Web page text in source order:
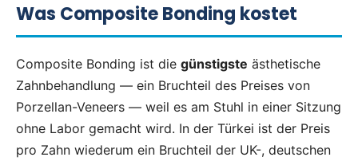
Was Composite Bonding kostet
Composite Bonding ist die günstigste ästhetische
Zahnbehandlung — ein Bruchteil des Preises von
Porzellan-Veneers — weil es am Stuhl in einer Sitzung
ohne Labor gemacht wird. In der Türkei ist der Preis
pro Zahn wiederum ein Bruchteil der UK-, deutschen